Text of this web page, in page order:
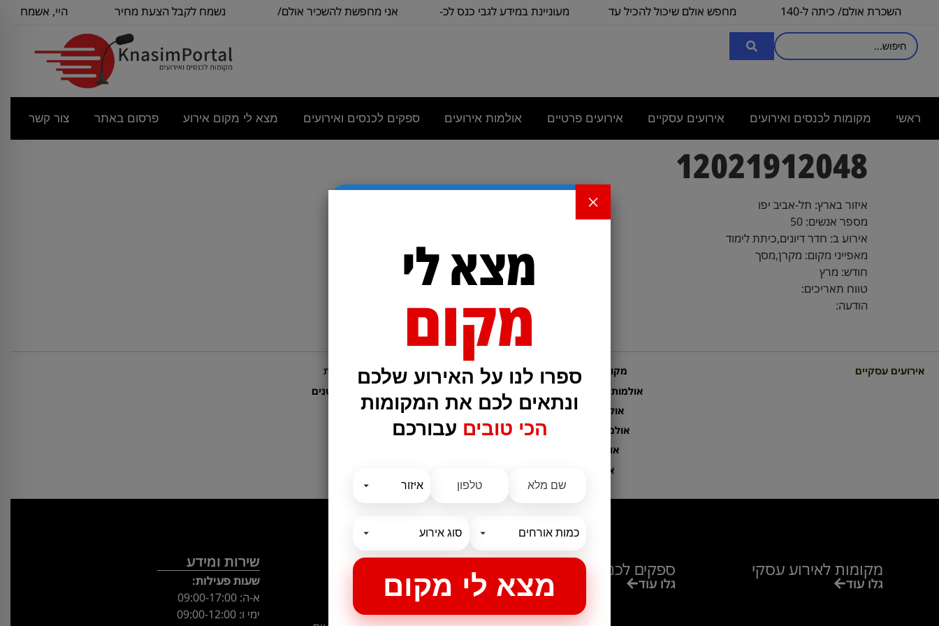
השכרת אולם/ כיתה ל-140
איש, לצורך
מחפש אולם שיכול להכיל עד
מעוניינת במידע לגבי כנס לכ-
אני מחפשת להשכיר אולם/
נשמח לקבל הצעת מחיר
היי, אשמח
ראשי מקומות לכנסים ואירועים אירועים עסקיים אירועים פרטיים אולמות אירועים ספקים לכנסים ואירועים מצא לי מקום אירוע פרסום באתר צור קשר
12021912048
איזור בארץ: תל-אביב יפו
מספר אנשים: 50
אירוע ב: חדר דיונים,כיתת לימוד
מאפייני מקום: מקרן,מסך
חודש: מרץ
טווח תאריכים:
הודעה:
אירועים עסקיים
מקומות לאירועים
אולמות אירועים לחתונות
אולם לבר מצווה
אולמות לבת מצווה
אולמות לברית
אולם לחינה
קטגוריות נבחרות
מקום לאירועים קטנים
מקומות לאירוע עסקי
גלו עוד
ספקים לכנסים
גלו עוד
ביקור בגן ורדים – שווה!!
אירוע חשיפה- זיו מנור
שירות ומידע
שעות פעילות:
א-ה: 09:00-17:00
ימי ו: 09:00-12:00
מצא לי
מקום
ספרו לנו על האירוע שלכם
ונתאים לכם את המקומות
הכי טובים עבורכם
×